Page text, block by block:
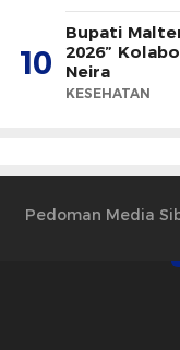
10
Bupati
2026”
Neira
KESEHATAN
Pedoman Media